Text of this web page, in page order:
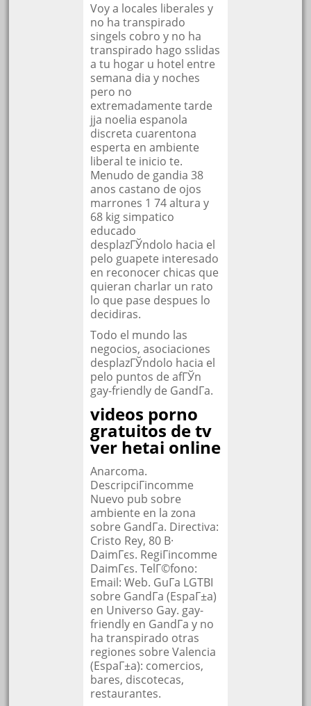
Voy a locales liberales y
no ha transpirado
singels cobro y no ha
transpirado hago sslidas
a tu hogar u hotel entre
semana dia y noches
pero no
extremadamente tarde
jja noelia espanola
discreta cuarentona
esperta en ambiente
liberal te inicio te.
Menudo de gandia 38
anos castano de ojos
marrones 1 74 altura y
68 kig simpatico
educado
desplazГЎndolo hacia el
pelo guapete interesado
en reconocer chicas que
quieran charlar un rato
lo que pase despues lo
decidiras.
Todo el mundo las
negocios, asociaciones
desplazГЎndolo hacia el
pelo puntos de afГЎn
gay-friendly de GandГ­a.
videos porno
gratuitos de tv
ver hetai online
Anarcoma.
DescripciГіncomme
Nuevo pub sobre
ambiente en la zona
sobre GandГ­a. Directiva:
Cristo Rey, 80 В·
DaimГєs. RegiГіncomme
DaimГєs. TelГ©fono:
Email: Web. GuГ­a LGTBI
sobre GandГ­a (EspaГ±a)
en Universo Gay. gay-
friendly en GandГ­a y no
ha transpirado otras
regiones sobre Valencia
(EspaГ±a): comercios,
bares, discotecas,
restaurantes.